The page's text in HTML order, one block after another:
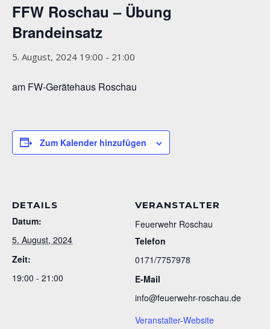
FFW Roschau – Übung
Brandeinsatz
5. August, 2024 19:00 - 21:00
am FW-Gerätehaus Roschau
Zum Kalender hinzufügen
DETAILS
Datum:
5. August, 2024
Zeit:
19:00 - 21:00
VERANSTALTER
Feuerwehr Roschau
Telefon
0171/7757978
E-Mail
info@feuerwehr-roschau.de
Veranstalter-Website